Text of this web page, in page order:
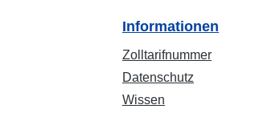
Informationen
Zolltarifnummer
Datenschutz
Wissen